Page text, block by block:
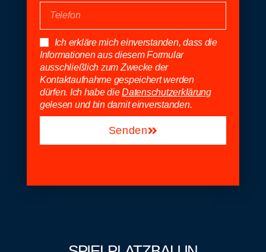
Ich erkläre mich einverstanden, dass die
Informationen aus diesem Formular
ausschließlich zum Zwecke der
Kontaktaufnahme gespeichert werden
dürfen. Ich habe dieDatenschutzerklärung
gelesen und bin damit einverstanden.
Senden